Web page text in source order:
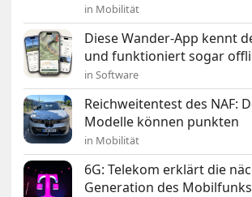
in Mobilität
Diese Wander-App kennt
und funktioniert sogar
in Software
Reichweitentest des NAF:
Modelle können punkten
in Mobilität
6G: Telekom erklärt die
Generation des Mobilfunks